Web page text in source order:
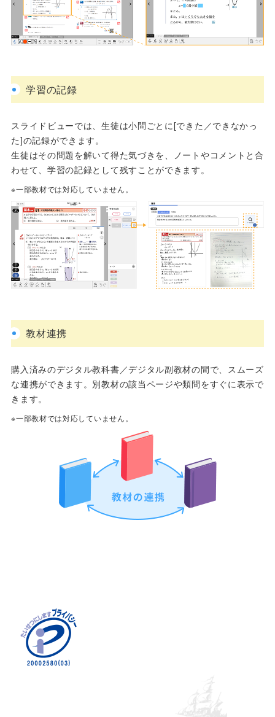
学習の記録
スライドビューでは、⽣徒は⼩問ごとに[できた／できなかっ
た]の記録ができます。
生徒はその問題を解いて得た気づきを、ノートやコメントと合
わせて、学習の記録として残すことができます。
※一部教材では対応していません。
教材連携
購入済みのデジタル教科書／デジタル副教材の間で、スムーズ
な連携ができます。別教材の該当ページや類問をすぐに表示で
きます。
※一部教材では対応していません。